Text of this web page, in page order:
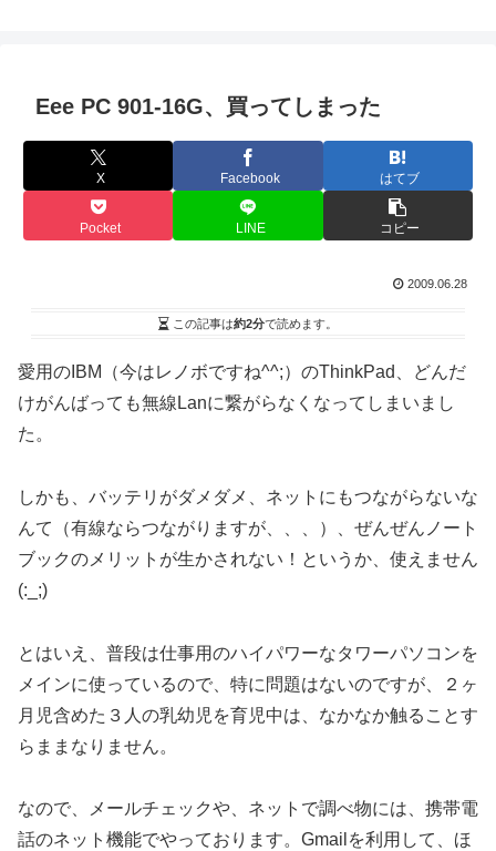
Eee PC 901-16G、買ってしまった
X Facebook はてブ
Pocket LINE コピー
2009.06.28
この記事は約2分で読めます。
愛用のIBM（今はレノボですね^^;）のThinkPad、どんだ
けがんばっても無線Lanに繋がらなくなってしまいまし
た。
しかも、バッテリがダメダメ、ネットにもつながらないな
んて（有線ならつながりますが、、、）、ぜんぜんノート
ブックのメリットが生かされない！というか、使えません
(:_;)
とはいえ、普段は仕事用のハイパワーなタワーパソコンを
メインに使っているので、特に問題はないのですが、２ヶ
月児含めた３人の乳幼児を育児中は、なかなか触ることす
らままなりません。
なので、メールチェックや、ネットで調べ物には、携帯電
話のネット機能でやっております。Gmailを利用して、ほ